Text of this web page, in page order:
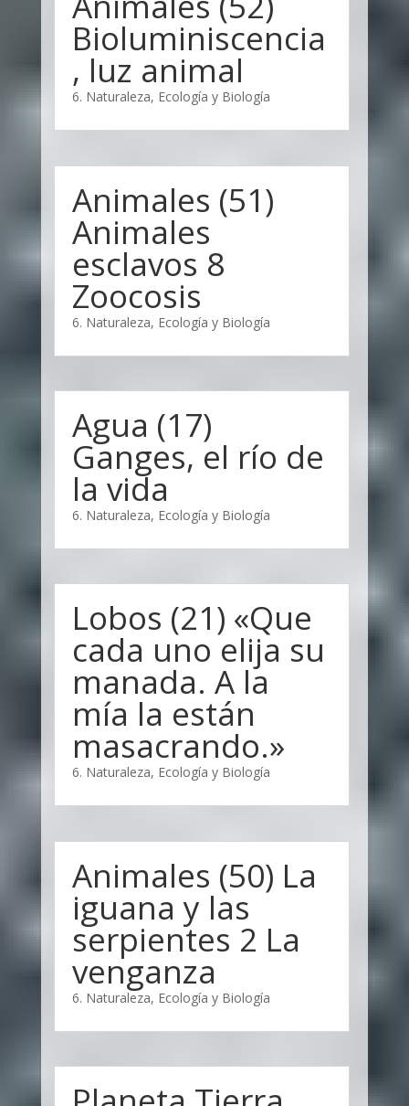
Bioluminiscencia
, luz animal
6. Naturaleza, Ecología y Biología
Animales (51)
Animales
esclavos 8
Zoocosis
6. Naturaleza, Ecología y Biología
Agua (17)
Ganges, el río de
la vida
6. Naturaleza, Ecología y Biología
Lobos (21) «Que
cada uno elija su
manada. A la
mía la están
masacrando.»
6. Naturaleza, Ecología y Biología
Animales (50) La
iguana y las
serpientes 2 La
venganza
6. Naturaleza, Ecología y Biología